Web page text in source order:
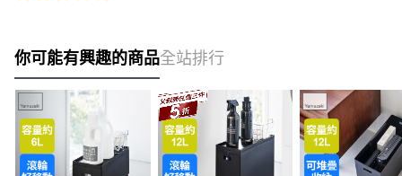
你可能有興趣的商品全站排行